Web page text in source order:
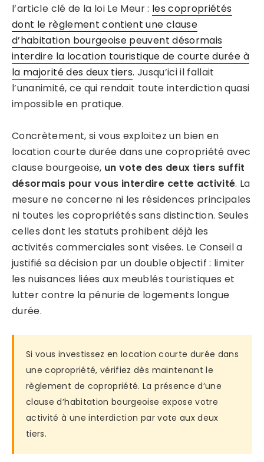
l’article clé de la loi Le Meur : les copropriétés
dont le règlement contient une clause
d’habitation bourgeoise peuvent désormais
interdire la location touristique de courte durée à
la majorité des deux tiers. Jusqu’ici il fallait
l’unanimité, ce qui rendait toute interdiction quasi
impossible en pratique.
Concrètement, si vous exploitez un bien en
location courte durée dans une copropriété avec
clause bourgeoise, un vote des deux tiers suffit
désormais pour vous interdire cette activité. La
mesure ne concerne ni les résidences principales
ni toutes les copropriétés sans distinction. Seules
celles dont les statuts prohibent déjà les
activités commerciales sont visées. Le Conseil a
justifié sa décision par un double objectif : limiter
les nuisances liées aux meublés touristiques et
lutter contre la pénurie de logements longue
durée.
Si vous investissez en location courte durée dans
une copropriété, vérifiez dès maintenant le
règlement de copropriété. La présence d’une
clause d’habitation bourgeoise expose votre
activité à une interdiction par vote aux deux
tiers.